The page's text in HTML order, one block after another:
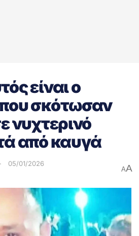
είναι ο
σκότωσαν
νυχτερινό
από καυγά
05/01/2026
AA